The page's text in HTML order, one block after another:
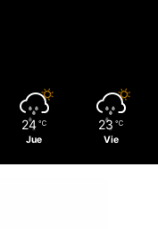
24 ℃
Jue
23 ℃
Vie